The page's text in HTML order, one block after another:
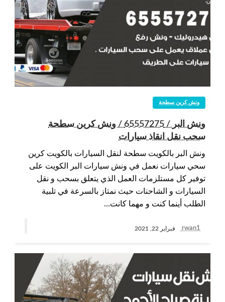
ونش كرين سطحة
ونش البر / 65557275 / ونش كرين سطحة
سحب نقل انقاذ سيارات
ونش البر بالكويت سطحة لنقل السيارات بالكويت كرين
سحي سيارات نعمل في ونش سيارات البر الكويت على
توفير كل مستلزمات العمل الذي يتعلق بسحب و نقل
السيارات و الشاحنات حيث نمتاز بالسرعة في تلبية
الطلب أينما كنت و مهما كانت…
rwan1 فبراير 22, 2021